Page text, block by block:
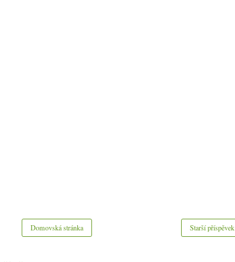
Starší příspěvek
Domovská stránka